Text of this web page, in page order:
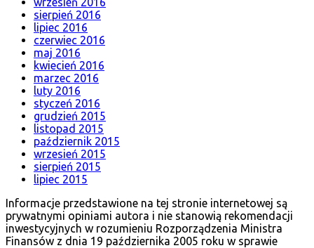
sierpień 2016
lipiec 2016
czerwiec 2016
maj 2016
kwiecień 2016
marzec 2016
luty 2016
styczeń 2016
grudzień 2015
listopad 2015
październik 2015
wrzesień 2015
sierpień 2015
lipiec 2015
Informacje przedstawione na tej stronie internetowej są
prywatnymi opiniami autora i nie stanowią rekomendacji
inwestycyjnych w rozumieniu Rozporządzenia Ministra
Finansów z dnia 19 października 2005 roku w sprawie